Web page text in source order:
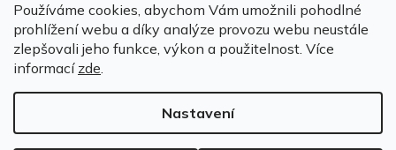
Používáme cookies, abychom Vám umožnili pohodlné
prohlížení webu a díky analýze provozu webu neustále
zlepšovali jeho funkce, výkon a použitelnost. Více
informací zde.
Nastavení
Vytvořil Shoptet
vyhrazena.Upravit nastavení cookies